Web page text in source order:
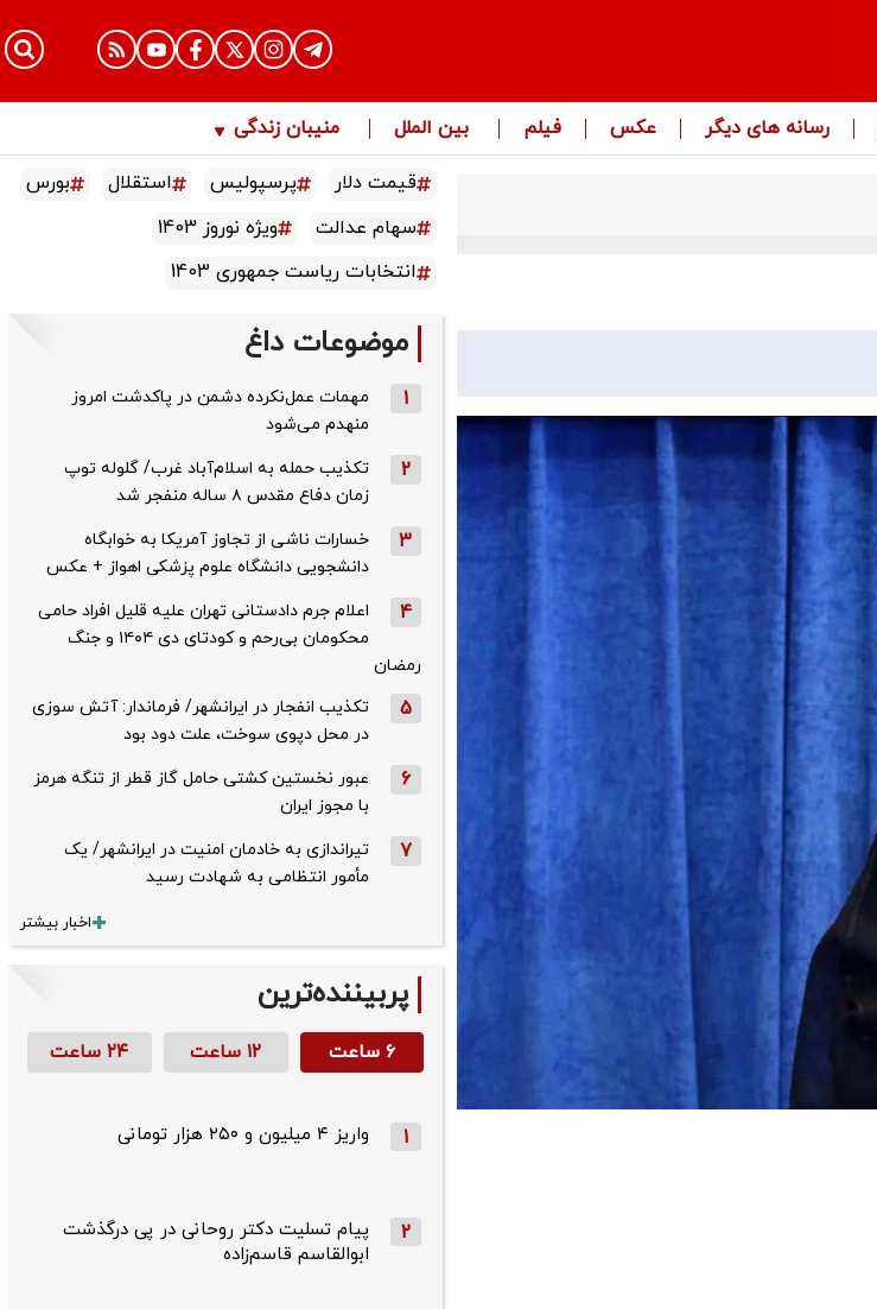
رسانه های دیگر عکس فیلم بین الملل منیبان زندگی
قیمت دلار پرسپولیس استقلال
بورس
سهام عدالت
ویژه نوروز 1403
انتخابات ریاست جمهوری 1403
موضوعات داغ
1
مهمات عمل‌نکرده دشمن در پاکدشت امروز
منهدم می‌شود
2
تکذیب حمله به اسلام‌آباد غرب/ گلوله توپ
زمان دفاع مقدس ۸ ساله منفجر شد
3
خسارات ناشی از تجاوز آمریکا به خوابگاه
دانشجویی دانشگاه علوم پزشکی اهواز + عکس
4
اعلام جرم دادستانی تهران علیه قلیل افراد حامی
محکومان بی‌رحم و کودتای دی‌ ۱۴۰۴ و جنگ
رمضان
5
تکذیب ‌انفجار در ایرانشهر/ فرماندار: آتش سوزی
در محل دپوی سوخت، علت دود بود
6
عبور نخستین کشتی حامل گاز قطر از تنگه هرمز
با مجوز ایران
7
تیراندازی به خادمان امنیت در ایرانشهر/ یک
مأمور انتظامی به شهادت رسید
اخبار بیشتر
پربیننده‌ترین
۶ ساعت ۱۲ ساعت ۲۴ ساعت
1 واریز ۴ میلیون و ۲۵۰ هزار تومانی
2
پیام تسلیت دکتر روحانی در پی درگذشت
ابوالقاسم قاسم‌زاده